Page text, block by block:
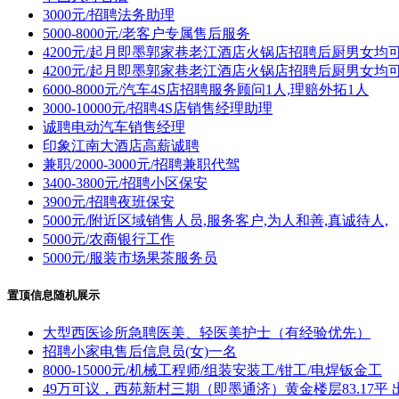
3000元/招聘法务助理
5000-8000元/老客户专属售后服务
4200元/起月即墨郭家巷老江酒店火锅店招聘后厨男女均
4200元/起月即墨郭家巷老江酒店火锅店招聘后厨男女均
6000-8000元/汽车4S店招聘服务顾问1人,理赔外拓1人
3000-10000元/招聘4S店销售经理助理
诚聘电动汽车销售经理
印象江南大酒店高薪诚聘
兼职/2000-3000元/招聘兼职代驾
3400-3800元/招聘小区保安
3900元/招聘夜班保安
5000元/附近区域销售人员,服务客户,为人和善,真诚待人,
5000元/农商银行工作
5000元/服装市场果茶服务员
置顶信息随机展示
大型西医诊所急聘医美、轻医美护士（有经验优先）
招聘小家电售后信息员(女)一名
8000-15000元/机械工程师/组装安装工/钳工/电焊钣金工
49万可议，西苑新村三期（即墨通济）黄金楼层83.17平